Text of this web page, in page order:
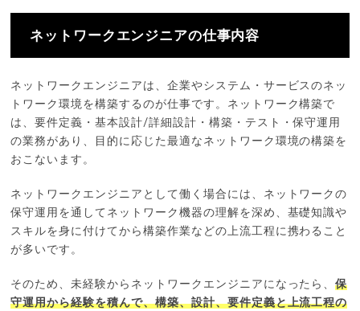
ネットワークエンジニアの仕事内容
ネットワークエンジニアは、企業やシステム・サービスのネッ
トワーク環境を構築するのが仕事です。ネットワーク構築で
は、要件定義・基本設計/詳細設計・構築・テスト・保守運用
の業務があり、目的に応じた最適なネットワーク環境の構築を
おこないます。
ネットワークエンジニアとして働く場合には、ネットワークの
保守運用を通してネットワーク機器の理解を深め、基礎知識や
スキルを身に付けてから構築作業などの上流工程に携わること
が多いです。
そのため、未経験からネットワークエンジニアになったら、保
守運用から経験を積んで、構築、設計、要件定義と上流工程の